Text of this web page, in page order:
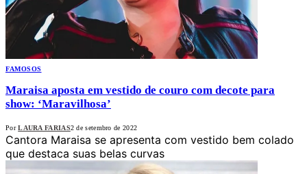
FAMOSOS
Maraisa aposta em vestido de couro com decote para
show: ‘Maravilhosa’
Por LAURA FARIAS2 de setembro de 2022
Cantora Maraisa se apresenta com vestido bem colado
que destaca suas belas curvas